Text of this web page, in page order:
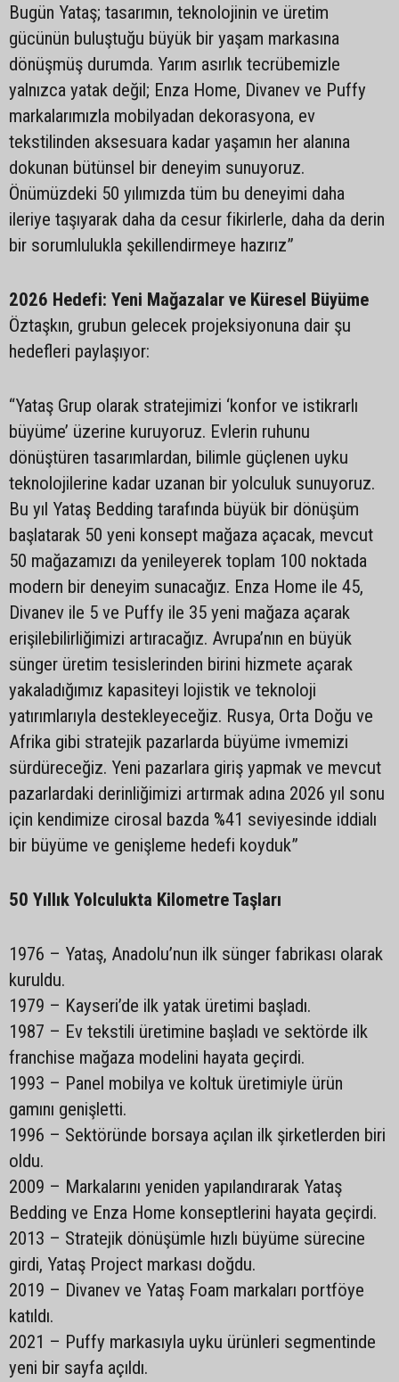
Bugün Yataş; tasarımın, teknolojinin ve üretim
gücünün buluştuğu büyük bir yaşam markasına
dönüşmüş durumda. Yarım asırlık tecrübemizle
yalnızca yatak değil; Enza Home, Divanev ve Puffy
markalarımızla mobilyadan dekorasyona, ev
tekstilinden aksesuara kadar yaşamın her alanına
dokunan bütünsel bir deneyim sunuyoruz.
Önümüzdeki 50 yılımızda tüm bu deneyimi daha
ileriye taşıyarak daha da cesur fikirlerle, daha da derin
bir sorumlulukla şekillendirmeye hazırız”
2026 Hedefi: Yeni Mağazalar ve Küresel Büyüme
Öztaşkın, grubun gelecek projeksiyonuna dair şu
hedefleri paylaşıyor:
“Yataş Grup olarak stratejimizi ‘konfor ve istikrarlı
büyüme’ üzerine kuruyoruz. Evlerin ruhunu
dönüştüren tasarımlardan, bilimle güçlenen uyku
teknolojilerine kadar uzanan bir yolculuk sunuyoruz.
Bu yıl Yataş Bedding tarafında büyük bir dönüşüm
başlatarak 50 yeni konsept mağaza açacak, mevcut
50 mağazamızı da yenileyerek toplam 100 noktada
modern bir deneyim sunacağız. Enza Home ile 45,
Divanev ile 5 ve Puffy ile 35 yeni mağaza açarak
erişilebilirliğimizi artıracağız. Avrupa’nın en büyük
sünger üretim tesislerinden birini hizmete açarak
yakaladığımız kapasiteyi lojistik ve teknoloji
yatırımlarıyla destekleyeceğiz. Rusya, Orta Doğu ve
Afrika gibi stratejik pazarlarda büyüme ivmemizi
sürdüreceğiz. Yeni pazarlara giriş yapmak ve mevcut
pazarlardaki derinliğimizi artırmak adına 2026 yıl sonu
için kendimize cirosal bazda %41 seviyesinde iddialı
bir büyüme ve genişleme hedefi koyduk”
50 Yıllık Yolculukta Kilometre Taşları
1976 – Yataş, Anadolu’nun ilk sünger fabrikası olarak
kuruldu.
1979 – Kayseri’de ilk yatak üretimi başladı.
1987 – Ev tekstili üretimine başladı ve sektörde ilk
franchise mağaza modelini hayata geçirdi.
1993 – Panel mobilya ve koltuk üretimiyle ürün
gamını genişletti.
1996 – Sektöründe borsaya açılan ilk şirketlerden biri
oldu.
2009 – Markalarını yeniden yapılandırarak Yataş
Bedding ve Enza Home konseptlerini hayata geçirdi.
2013 – Stratejik dönüşümle hızlı büyüme sürecine
girdi, Yataş Project markası doğdu.
2019 – Divanev ve Yataş Foam markaları portföye
katıldı.
2021 – Puffy markasıyla uyku ürünleri segmentinde
yeni bir sayfa açıldı.